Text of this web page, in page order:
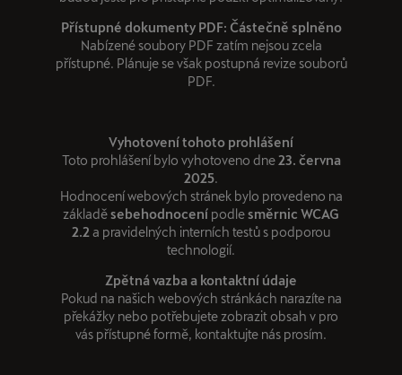
Přístupné dokumenty PDF: Částečně splněno
Nabízené soubory PDF zatím nejsou zcela
přístupné. Plánuje se však postupná revize souborů
PDF.
Vyhotovení tohoto prohlášení
Toto prohlášení bylo vyhotoveno dne 23. června
2025.
Hodnocení webových stránek bylo provedeno na
základěsebehodnocení podlesměrnic WCAG
2.2 a pravidelných interních testů s podporou
technologií.
Zpětná vazba a kontaktní údaje
Pokud na našich webových stránkách narazíte na
překážky nebo potřebujete zobrazit obsah v pro
vás přístupné formě, kontaktujte nás prosím.